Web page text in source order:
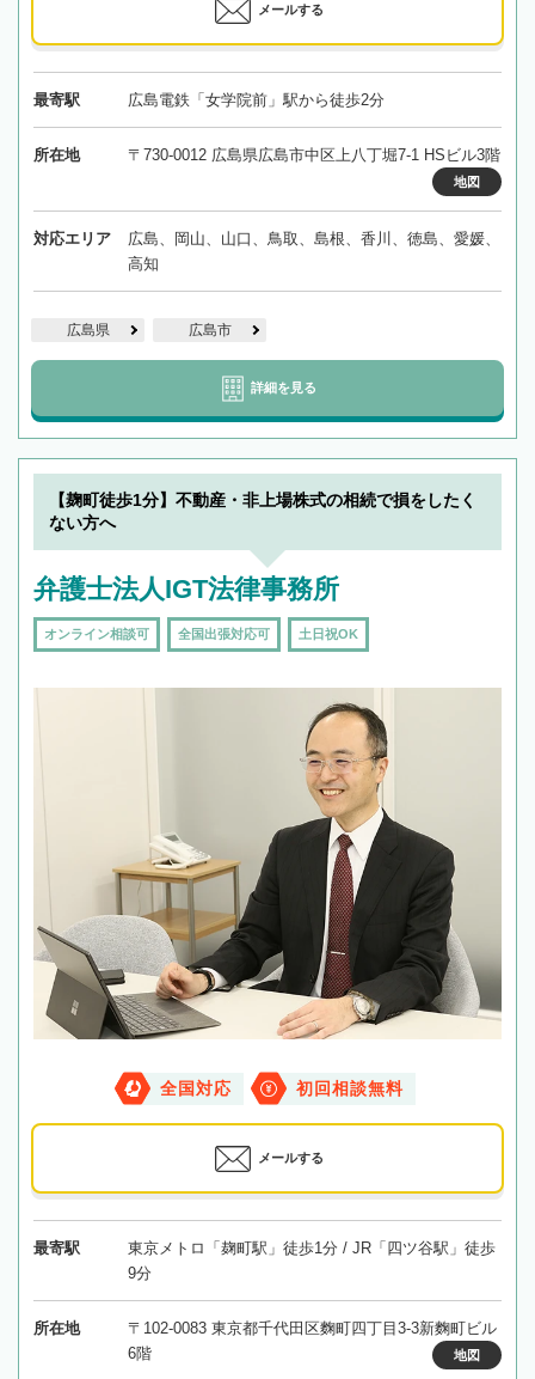
メールする
最寄駅 広島電鉄「女学院前」駅から徒歩2分
所在地 〒730-0012 広島県広島市中区上八丁堀7-1 HSビル3階
地図
対応エリア
広島、岡山、山口、鳥取、島根、香川、徳島、愛媛、
高知
広島県 広島市
詳細を見る
【麹町徒歩1分】不動産・非上場株式の相続で損をしたく
ない方へ
弁護士法人IGT法律事務所
オンライン相談可 全国出張対応可 土日祝OK
全国対応 初回相談無料
メールする
最寄駅
東京メトロ「麹町駅」徒歩1分 / JR「四ツ谷駅」徒歩
9分
所在地
〒102-0083 東京都千代田区麴町四丁目3-3新麴町ビル
6階
地図